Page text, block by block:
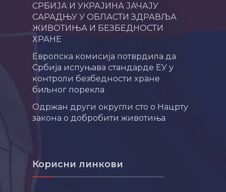
СРБИЈА И УКРАЈИНА ЈАЧАЈУ
САРАДЊУ У ОБЛАСТИ ЗДРАВЉА
ЖИВОТИЊА И БЕЗБЕДНОСТИ
ХРАНЕ
Европска комисија потврдила да
Србија испуњава стандарде ЕУ у
контроли безбедности хране
биљног порекла
Одржан други округли сто о Нацрту
закона о добробити животиња
Корисни линкови